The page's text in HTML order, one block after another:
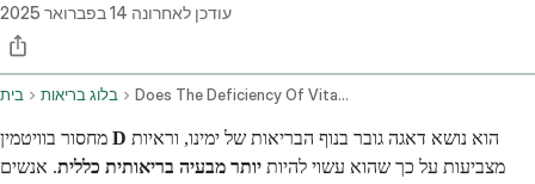
עודכן לאחרונה 14 בפברואר 2025
בית בלוג בריאות Does The Deficiency Of Vitamin D Cause Hair Loss
D
מצביעות על כך שהוא עשוי להיות יותר מבעיה בריאותית כללית. אנשים